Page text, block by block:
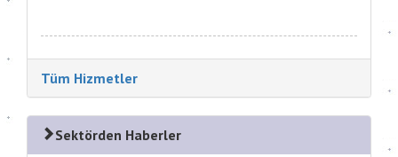
Tüm Hizmetler
Sektörden Haberler